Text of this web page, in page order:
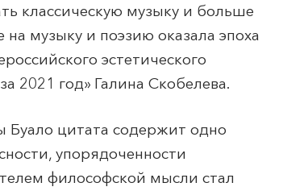
классическую музыку и больше
музыку и поэзию оказала эпоха
эстетического
2021 год» Галина Скобелева.
Буало цитата содержит одно
упорядоченности
философской мысли стал